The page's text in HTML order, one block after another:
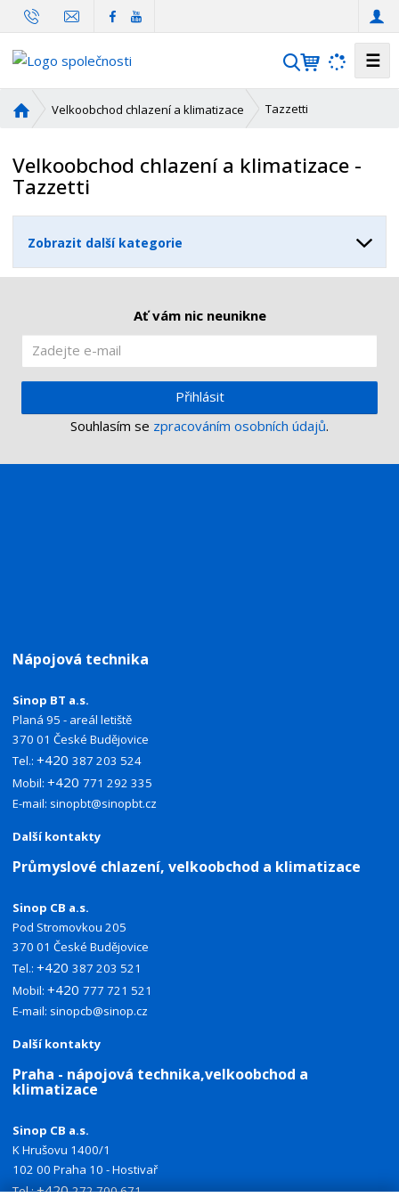
V
h
d
t
☰
v
d
n
t
r
Velkoobchod chlazení a klimatizace Tazzetti
Velkoobchod chlazení a klimatizace -
Tazzetti
Zobrazit další kategorie
Ať vám nic neunikne
Přihlásit
Souhlasím se zpracováním osobních údajů.
Nápojová technika
Sinop BT a.s.
Planá 95 - areál letiště
370 01 České Budějovice
Tel.:+420387 203 524
Mobil:+420771 292 335
E-mail: sinopbt@sinopbt.cz
Další kontakty
Průmyslové chlazení, velkoobchod a klimatizace
Sinop CB a.s.
Pod Stromovkou 205
370 01 České Budějovice
Tel.:+420387 203 521
Mobil:+420777 721 521
E-mail: sinopcb@sinop.cz
Další kontakty
Praha - nápojová technika,velkoobchod a
klimatizace
Sinop CB a.s.
K Hrušovu 1400/1
102 00 Praha 10 - Hostivař
Tel.:+420272 700 671